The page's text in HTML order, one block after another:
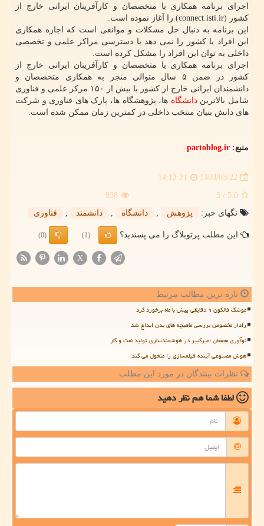
اجرای برنامه همکاری با متخصصان و کارآفرینان ایرانی خارج از
کشور (connect.isti.ir) را آغاز نموده است.
این برنامه به دنبال حل مشکلات و موانعی است که اجازه همکاری
این افراد با کشور را نمی دهد یا دسترسی مراکز علمی و تخصصی
داخلی به توان این افراد را مشکل کرده است.
اجرای برنامه همکاری با متخصصان و کارآفرینان ایرانی خارج از
کشور در ضمن ۵ سال متوالی منجر به همکاری متخصصان و
دانشمندان ایرانی خارج از کشور با بیش از ۱۵۰ مرکز علمی و فناوری
شامل بالاتریندانشگاه ها، پژوهشگاه ها، پارک های فناوری و شرکت
های دانش بنیان منتخب داخلی در کمترین زمان ممکن شده است.
منبع: partoblog.ir
1400/03/22
14:12:21
5.0
/ 5
938
تگهای خبر:
پژوهش دانشگاه دانشمند فناوری
این مطلب پرتوبلاگ را می پسندید؟ (1)
(0)
X
تازه ترین مطالب مرتبط
موشک فالکون ۹ دقایقی پیش با ماه برخورد کرد
رادار مخصوص بررسی ماهیچه های بدن ابداع شد
نوآوری محققان امیرکبیر در هوشمندسازی تولید نفت و گاز
هوش مصنوعی آینده فیلمسازی را متحول می کند
نظرات بینندگان در مورد این مطلب
لطفا شما همنظر دهید